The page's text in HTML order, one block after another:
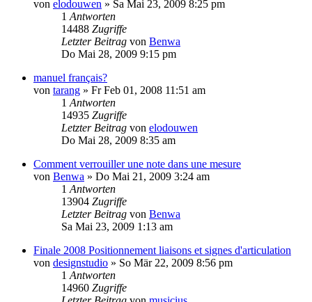
von elodouwen » Sa Mai 23, 2009 8:25 pm
1 Antworten
14488 Zugriffe
Letzter Beitrag von Benwa
Do Mai 28, 2009 9:15 pm
manuel français?
von tarang » Fr Feb 01, 2008 11:51 am
1 Antworten
14935 Zugriffe
Letzter Beitrag von elodouwen
Do Mai 28, 2009 8:35 am
Comment verrouiller une note dans une mesure
von Benwa » Do Mai 21, 2009 3:24 am
1 Antworten
13904 Zugriffe
Letzter Beitrag von Benwa
Sa Mai 23, 2009 1:13 am
Finale 2008 Positionnement liaisons et signes d'articulation
von designstudio » So Mär 22, 2009 8:56 pm
1 Antworten
14960 Zugriffe